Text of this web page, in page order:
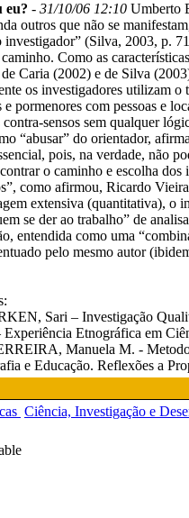
eu? - 31/10/06 12:10 Umberto
outros que não se
(Silva, 2003, p.
Como as
Caria (2002) e de Silva
os investigadores utilizam
e pormenores com pessoas e
sensos sem qualquer
“abusar” do orientador,
pois, na verdade, não
o caminho e escolha
como afirmou, Ricardo
extensiva (quantitativa), o
se der ao trabalho” de
entendida como uma
pelo mesmo autor
Sari – Investigação
Etnográfica em
Manuela M. -
e Educação. Reflexões a
Ciência, Investigação e